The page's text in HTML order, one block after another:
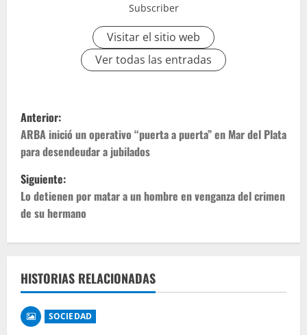
Subscriber
Visitar el sitio web
Ver todas las entradas
Anterior:
ARBA inició un operativo “puerta a puerta” en Mar del Plata
para desendeudar a jubilados
Siguiente:
Lo detienen por matar a un hombre en venganza del crimen
de su hermano
HISTORIAS RELACIONADAS
SOCIEDAD